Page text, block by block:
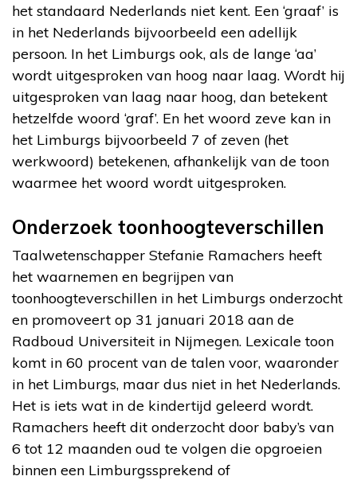
het standaard Nederlands niet kent. Een ‘graaf’ is
in het Nederlands bijvoorbeeld een adellijk
persoon. In het Limburgs ook, als de lange ‘aa’
wordt uitgesproken van hoog naar laag. Wordt hij
uitgesproken van laag naar hoog, dan betekent
hetzelfde woord ‘graf’. En het woord zeve kan in
het Limburgs bijvoorbeeld 7 of zeven (het
werkwoord) betekenen, afhankelijk van de toon
waarmee het woord wordt uitgesproken.
Onderzoek toonhoogteverschillen
Taalwetenschapper Stefanie Ramachers heeft
het waarnemen en begrijpen van
toonhoogteverschillen in het Limburgs onderzocht
en promoveert op 31 januari 2018 aan de
Radboud Universiteit in Nijmegen. Lexicale toon
komt in 60 procent van de talen voor, waaronder
in het Limburgs, maar dus niet in het Nederlands.
Het is iets wat in de kindertijd geleerd wordt.
Ramachers heeft dit onderzocht door baby’s van
6 tot 12 maanden oud te volgen die opgroeien
binnen een Limburgssprekend of